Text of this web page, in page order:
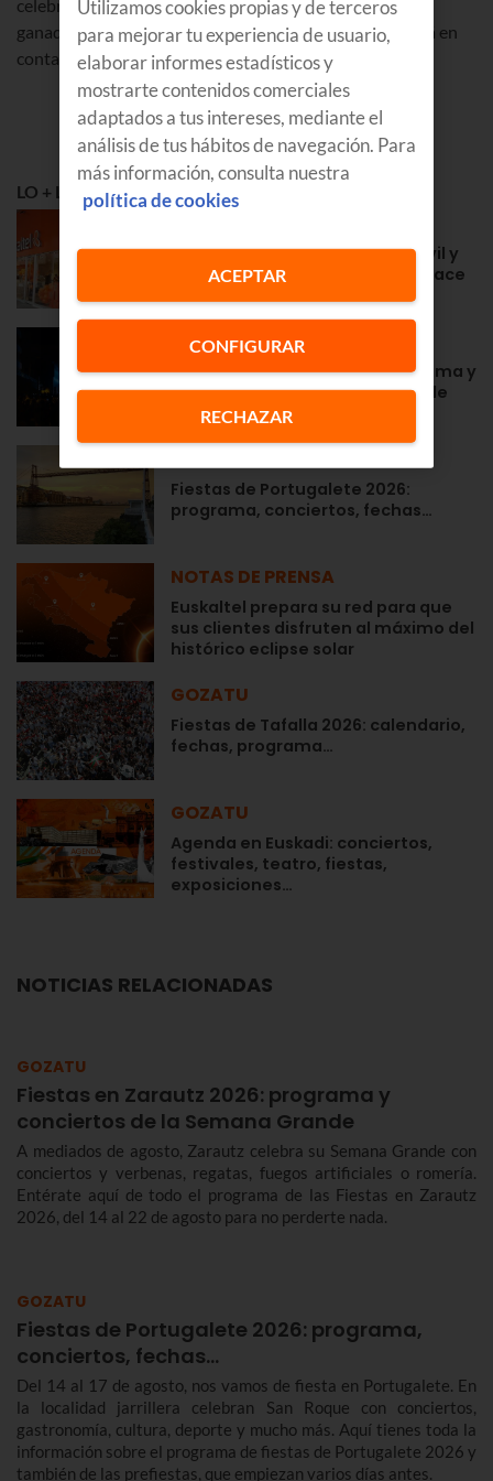
celebrará el 21/01/2019 publicando los nombres de los
ganadores en la web el 24/01/2019. Euskaltel se pondrá en
contacto con los ganadores vía telefónica.
LO + LEÍDO
Euskaltel en Navarra: fibra, móvil y
la cercanía de siempre desde hace
GOZATU
Fiestas en Zarautz 2026: programa y
conciertos de la Semana Grande
Fiestas de Portugalete 2026:
programa, conciertos, fechas…
NOTAS DE PRENSA
Euskaltel prepara su red para que
sus clientes disfruten al máximo del
histórico eclipse solar
GOZATU
Fiestas de Tafalla 2026: calendario,
fechas, programa…
GOZATU
Agenda en Euskadi: conciertos,
festivales, teatro, fiestas,
exposiciones…
NOTICIAS RELACIONADAS
GOZATU
Fiestas en Zarautz 2026: programa y
conciertos de la Semana Grande
A mediados de agosto, Zarautz celebra su Semana Grande con
conciertos y verbenas, regatas, fuegos artificiales o romería.
Entérate aquí de todo el programa de las Fiestas en Zarautz
2026, del 14 al 22 de agosto para no perderte nada.
GOZATU
Fiestas de Portugalete 2026: programa,
conciertos, fechas…
Del 14 al 17 de agosto, nos vamos de fiesta en Portugalete. En
la localidad jarrillera celebran San Roque con conciertos,
gastronomía, cultura, deporte y mucho más. Aquí tienes toda la
información sobre el programa de fiestas de Portugalete 2026 y
también de las prefiestas, que empiezan varios días antes.
Utilizamos cookies propias y de terceros
para mejorar tu experiencia de usuario,
elaborar informes estadísticos y
mostrarte contenidos comerciales
adaptados a tus intereses, mediante el
análisis de tus hábitos de navegación. Para
más información, consulta nuestra
política de cookies
CONFIGURAR
RECHAZAR
ACEPTAR